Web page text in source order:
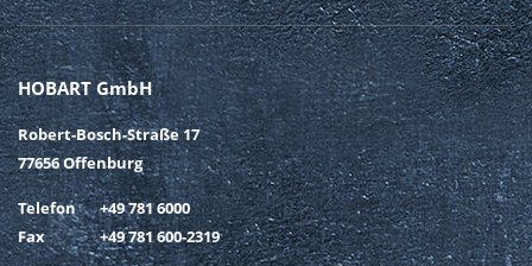
HOBART GmbH
Robert-Bosch-Straße 17
77656 Offenburg
Telefon
+49 781 6000
Fax
+49 781 600-2319